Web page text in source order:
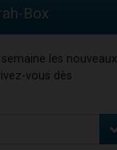
Box
les nouveaux
vous dès